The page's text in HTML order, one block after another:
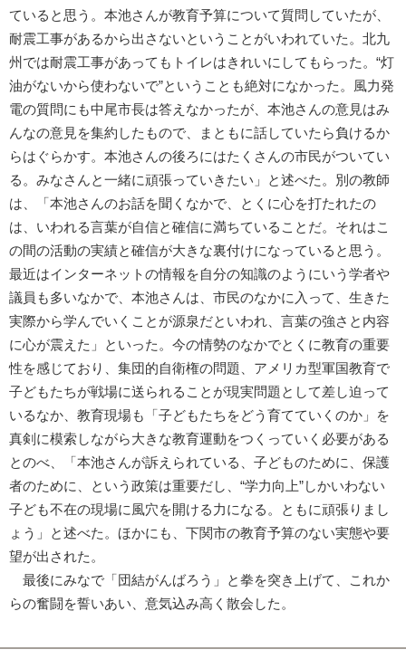
ていると思う。本池さんが教育予算について質問していたが、
耐震工事があるから出さないということがいわれていた。北九
州では耐震工事があってもトイレはきれいにしてもらった。“灯
油がないから使わないで”ということも絶対になかった。風力発
電の質問にも中尾市長は答えなかったが、本池さんの意見はみ
んなの意見を集約したもので、まともに話していたら負けるか
らはぐらかす。本池さんの後ろにはたくさんの市民がついてい
る。みなさんと一緒に頑張っていきたい」と述べた。別の教師
は、「本池さんのお話を聞くなかで、とくに心を打たれたの
は、いわれる言葉が自信と確信に満ちていることだ。それはこ
の間の活動の実績と確信が大きな裏付けになっていると思う。
最近はインターネットの情報を自分の知識のようにいう学者や
議員も多いなかで、本池さんは、市民のなかに入って、生きた
実際から学んでいくことが源泉だといわれ、言葉の強さと内容
に心が震えた」といった。今の情勢のなかでとくに教育の重要
性を感じており、集団的自衛権の問題、アメリカ型軍国教育で
子どもたちが戦場に送られることが現実問題として差し迫って
いるなか、教育現場も「子どもたちをどう育てていくのか」を
真剣に模索しながら大きな教育運動をつくっていく必要がある
とのべ、「本池さんが訴えられている、子どものために、保護
者のために、という政策は重要だし、“学力向上”しかいわない
子ども不在の現場に風穴を開ける力になる。ともに頑張りまし
ょう」と述べた。ほかにも、下関市の教育予算のない実態や要
望が出された。
最後にみなで「団結がんばろう」と拳を突き上げて、これか
らの奮闘を誓いあい、意気込み高く散会した。